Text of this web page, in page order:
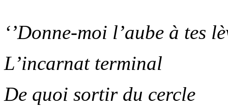
‘’Donne-moi l’aube à tes
L’incarnat terminal
De quoi sortir du cercle